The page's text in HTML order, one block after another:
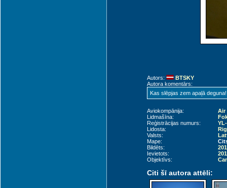
Autors:
BTSKY
Autora komentārs:
Kas slēpjas zem apaļā deguna!
Aviokompānija:
Air
Lidmašīna:
Reģistrācijas numurs:
Lidosta:
Valsts:
Mape:
Bildēts:
Ievietots:
Objektīvs:
Citi šī autora attēli: